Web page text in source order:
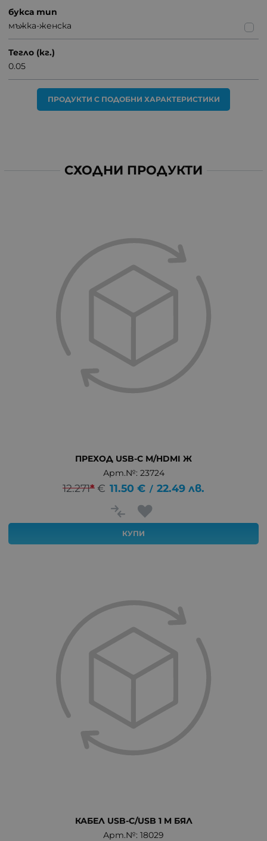
букса тип
мъжка-женска
Тегло (кг.)
0.05
ПРОДУКТИ С ПОДОБНИ ХАРАКТЕРИСТИКИ
СХОДНИ ПРОДУКТИ
ПРЕХОД USB-C М/HDMI Ж
Арт.№: 23724
12.271*€ 11.50 € / 22.49 лв.
КУПИ
КАБЕЛ USB-C/USB 1 M БЯЛ
Арт.№: 18029